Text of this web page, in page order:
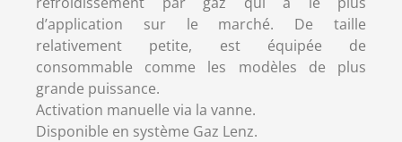
d’application sur le marché. De taille
relativement petite, est équipée de
consommable comme les modèles de plus
grande puissance.
Activation manuelle via la vanne.
Disponible en système Gaz Lenz.